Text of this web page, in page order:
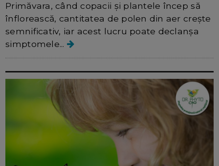
Primăvara, când copacii și plantele încep să
înflorească, cantitatea de polen din aer crește
semnificativ, iar acest lucru poate declanșa
simptomele...